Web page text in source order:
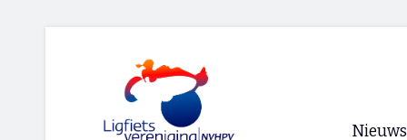
Nieuws